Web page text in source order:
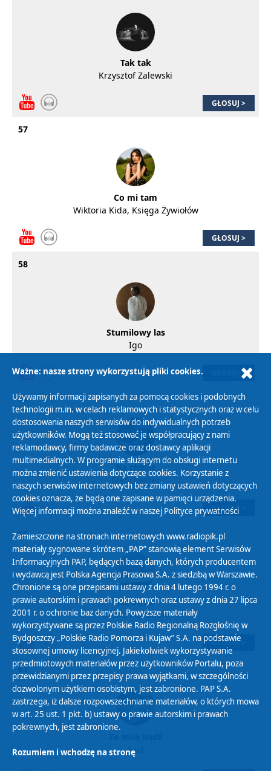
Tak tak
Krzysztof Zalewski
GŁOSUJ >
57
Co mi tam
Wiktoria Kida, Księga Żywiołów
GŁOSUJ >
58
Stumilowy las
Igo
GŁOSUJ >
59
Na chwilę
Manchester
GŁOSUJ >
60
Na błysk
Dawid Podsiadło
GŁOSUJ >
61
Feel
Ważne: nasze strony wykorzystują pliki cookies.
Używamy informacji zapisanych za pomocą cookies i podobnych
technologii m.in. w celach reklamowych i statystycznych oraz w celu
dostosowania naszych serwisów do indywidualnych potrzeb
użytkowników. Mogą też stosować je współpracujący z nami
reklamodawcy, firmy badawcze oraz dostawcy aplikacji
multimedialnych. W programie służącym do obsługi internetu
można zmienić ustawienia dotyczące cookies. Korzystanie z
naszych serwisów internetowych bez zmiany ustawień dotyczących
cookies oznacza, że będą one zapisane w pamięci urządzenia.
Więcej informacji można znaleźć w naszej Polityce prywatności
Zamieszczone na stronach internetowych www.radiopik.pl
materiały sygnowane skrótem „PAP” stanowią element Serwisów
Informacyjnych PAP, będących bazą danych, których producentem
i wydawcą jest Polska Agencja Prasowa S.A. z siedzibą w Warszawie.
Chronione są one przepisami ustawy z dnia 4 lutego 1994 r. o
prawie autorskim i prawach pokrewnych oraz ustawy z dnia 27 lipca
2001 r. o ochronie baz danych. Powyższe materiały
wykorzystywane są przez Polskie Radio Regionalną Rozgłośnię w
Bydgoszczy „Polskie Radio Pomorza i Kujaw” S.A. na podstawie
stosownej umowy licencyjnej. Jakiekolwiek wykorzystywanie
przedmiotowych materiałów przez użytkowników Portalu, poza
przewidzianymi przez przepisy prawa wyjątkami, w szczególności
dozwolonym użytkiem osobistym, jest zabronione. PAP S.A.
zastrzega, iż dalsze rozpowszechnianie materiałów, o których mowa
w art. 25 ust. 1 pkt. b) ustawy o prawie autorskim i prawach
pokrewnych, jest zabronione.
Rozumiem i wchodzę na stronę